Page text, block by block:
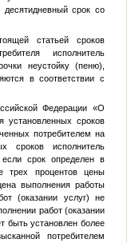
срок со
статьей сроков
исполнитель
неустойку (пеню),
в соответствии с
Федерации «О
установленных сроков
потребителем на
сроков исполнитель
срок определен в
трех процентов цены
выполнения работы
(оказании услуг) не
работ (оказании
быть установлен более
потребителем